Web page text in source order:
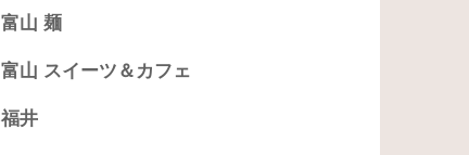
富山 麺
富山 スイーツ＆カフェ
福井